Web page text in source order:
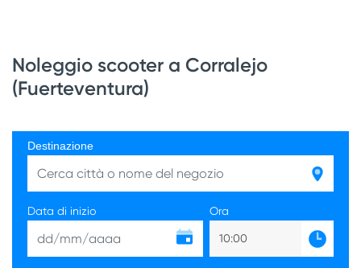
Noleggio scooter a Corralejo
(Fuerteventura)
Destinazione
Data di inizio Ora
10:00